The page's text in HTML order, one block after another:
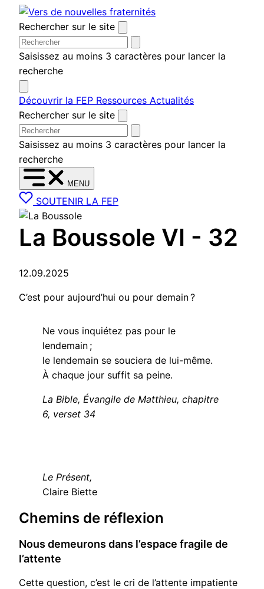
Aller au contenu
Rechercher sur le site
Saisissez au moins 3 caractères pour lancer la
recherche
Découvrir la FEP Ressources Actualités
Rechercher sur le site
Saisissez au moins 3 caractères pour lancer la
recherche
MENU
SOUTENIR LA FEP
La Boussole VI - 32
12.09.2025
C’est pour aujourd’hui ou pour demain ?
Ne vous inquiétez pas pour le
lendemain ;
le lendemain se souciera de lui-même.
À chaque jour suffit sa peine.
La Bible, Évangile de Matthieu, chapitre
6, verset 34
Le Présent,
Claire Biette
Chemins de réflexion
Nous demeurons dans l’espace fragile de
l’attente
Cette question, c’est le cri de l’attente impatiente